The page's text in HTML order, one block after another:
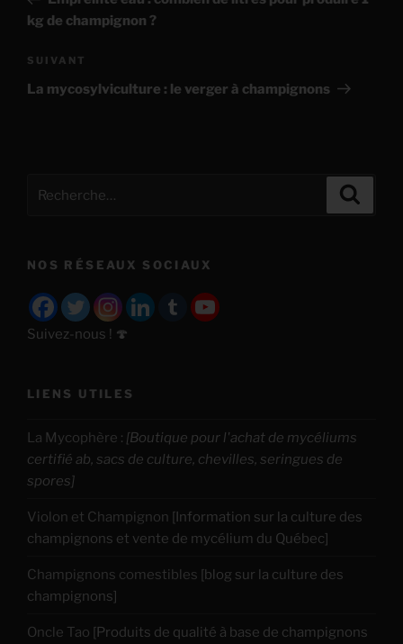
l’article
kg de champignon ?
Article
suivant
SUIVANT
La mycosylviculture : le verger à champignons
NOS RÉSEAUX SOCIAUX
Suivez-nous ! 🍄
LIENS UTILES
La Mycophère : [Boutique pour l'achat de mycéliums
certifié ab, sacs de culture, chevilles, seringues de
spores]
Violon et Champignon [Information sur la culture des
champignons et vente de mycélium du Québec]
Champignons comestibles [blog sur la culture des
champignons]
Oncle Tao [Produits de qualité à base de champignons